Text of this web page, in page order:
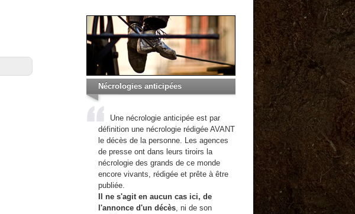
Nécrologies anticipées
Une nécrologie anticipée est par
définition une nécrologie rédigée AVANT
le décès de la personne. Les agences
de presse ont dans leurs tiroirs la
nécrologie des grands de ce monde
encore vivants, rédigée et prête à être
publiée.
Il ne s'agit en aucun cas ici, de
l'annonce d'un décès, ni de son